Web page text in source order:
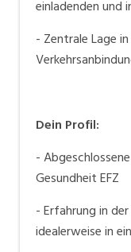
einladenden und
- Zentrale Lage
Dein Profil:
-
Gesundheit EFZ
- Erfahrung in
idealerweise in